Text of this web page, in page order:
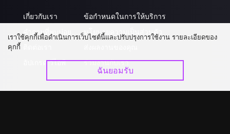
เกี่ยวกับเรา
คำถามที่พบบ่อย
อัปเกรด วีไอพี
ข้อกำหนดในการให้บริการ
นโยบายความเป็นส่วนตัว
ร่วมงานกับเรา
เราใช้คุกกี้เพื่อดำเนินการเว็บไซต์นี้และปรับปรุงการใช้งาน รายละเอียดของ
คุกกี้
ฉันยอมรับ